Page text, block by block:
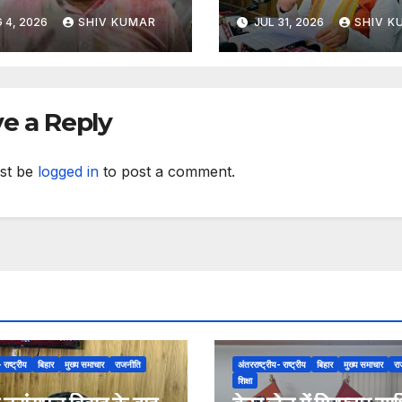
जीते
4, 2026 SHIV KUMAR
कर कहा- ट्रांसफर पूरी
ऐच्छिक
JUL 31, 2026 SHIV
a Reply
be logged into post a comment.
बिहार मुख्य समाचार
राजनीति
अंतरराष्ट्रीय- राष्ट्रीय बिहार मुख्य समाचार
शिक्षा